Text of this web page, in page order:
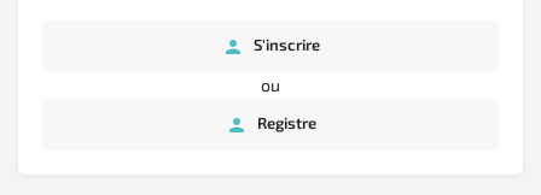
S'inscrire
ou
Registre